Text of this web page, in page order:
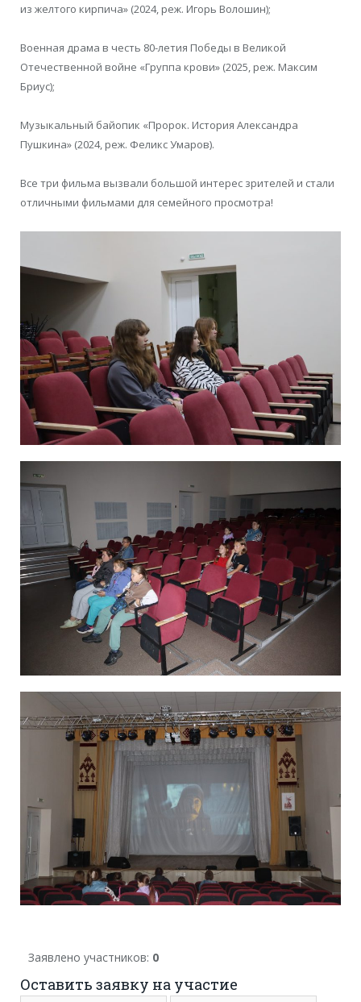
из желтого кирпича» (2024, реж. Игорь Волошин);
Военная драма в честь 80-летия Победы в Великой
Отечественной войне «Группа крови» (2025, реж. Максим
Бриус);
Музыкальный байопик «Пророк. История Александра
Пушкина» (2024, реж. Феликс Умаров).
Все три фильма вызвали большой интерес зрителей и стали
отличными фильмами для семейного просмотра!
Заявлено участников: 0
Оставить заявку на участие